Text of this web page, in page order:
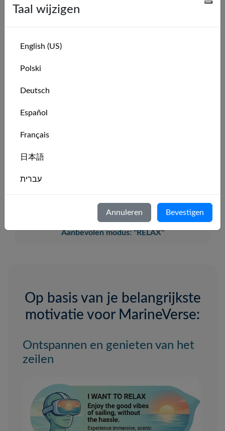
omgevingen. De fijne sfeer van het zeilen zonder
complexiteit en gedoe.
Aanbevolen modus: "RELAX"
Op basis van je belangrijkste
motivatie voor MarineVerse:
Ontspannen en genieten van het
zeilen
Taal wijzigen
English (US)
Polski
Deutsch
Español
Français
日本語
עברית
Annuleren Bevestigen